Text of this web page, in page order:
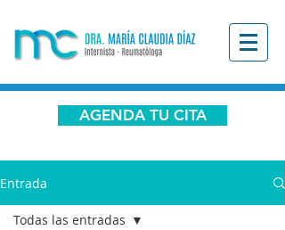
AGENDA TU CITA
Entrada
Todas las entradas